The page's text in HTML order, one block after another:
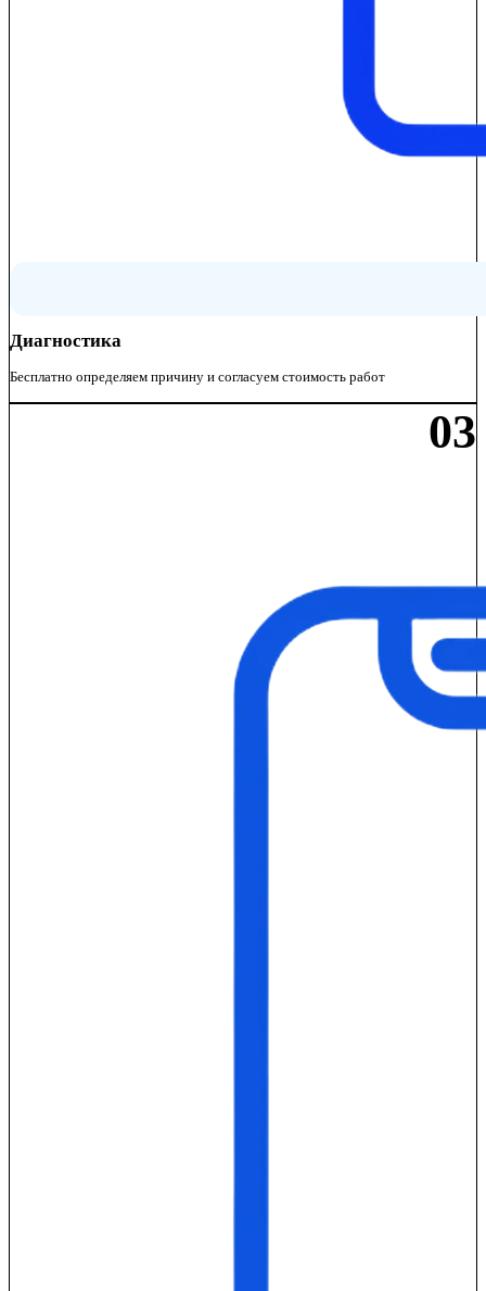
Диагностика
Бесплатно определяем причину и согласуем стоимость работ
03